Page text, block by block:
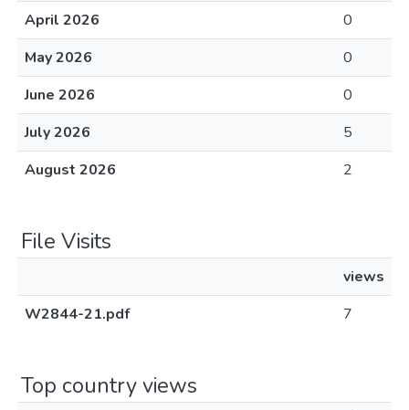
April 2026
0
May 2026
0
June 2026
0
July 2026
5
August 2026
2
File Visits
views
W2844-21.pdf
7
Top country views